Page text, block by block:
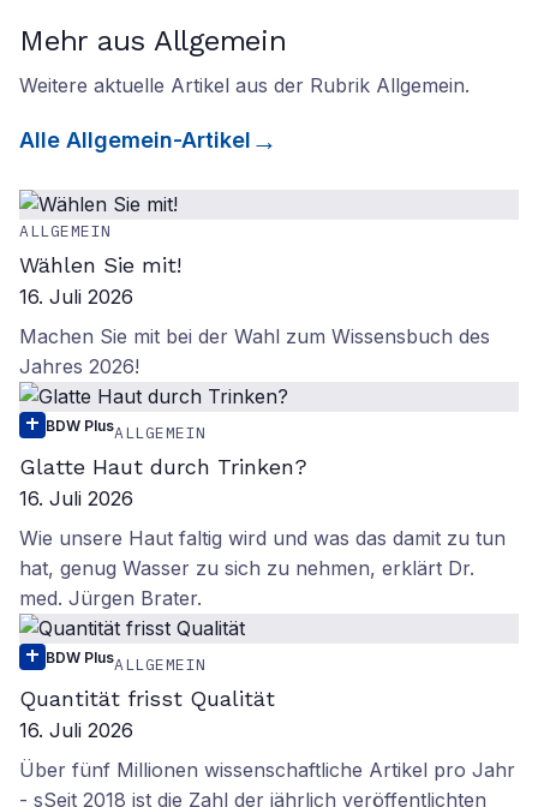
Mehr aus Allgemein
Weitere aktuelle Artikel aus der Rubrik Allgemein.
Alle Allgemein-Artikel
ALLGEMEIN
Wählen Sie mit!
16. Juli 2026
Machen Sie mit bei der Wahl zum Wissensbuch des
Jahres 2026!
BDW PlusALLGEMEIN
Glatte Haut durch Trinken?
16. Juli 2026
Wie unsere Haut faltig wird und was das damit zu tun
hat, genug Wasser zu sich zu nehmen, erklärt Dr.
med. Jürgen Brater.
BDW PlusALLGEMEIN
Quantität frisst Qualität
16. Juli 2026
Über fünf Millionen wissenschaftliche Artikel pro Jahr
- sSeit 2018 ist die Zahl der jährlich veröffentlichten